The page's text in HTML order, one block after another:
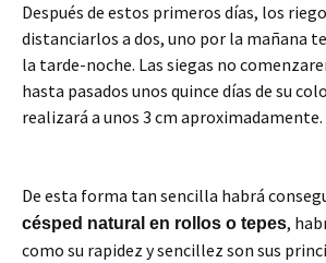
Después de estos primeros días, los
distanciarlos a dos, uno por la mañana
la tarde-noche. Las siegas no
hasta pasados unos quince días de su
realizará a unos 3 cm aproximadamente.
De esta forma tan sencilla habrá
césped natural en rollos o tepes,
como su rapidez y sencillez son sus